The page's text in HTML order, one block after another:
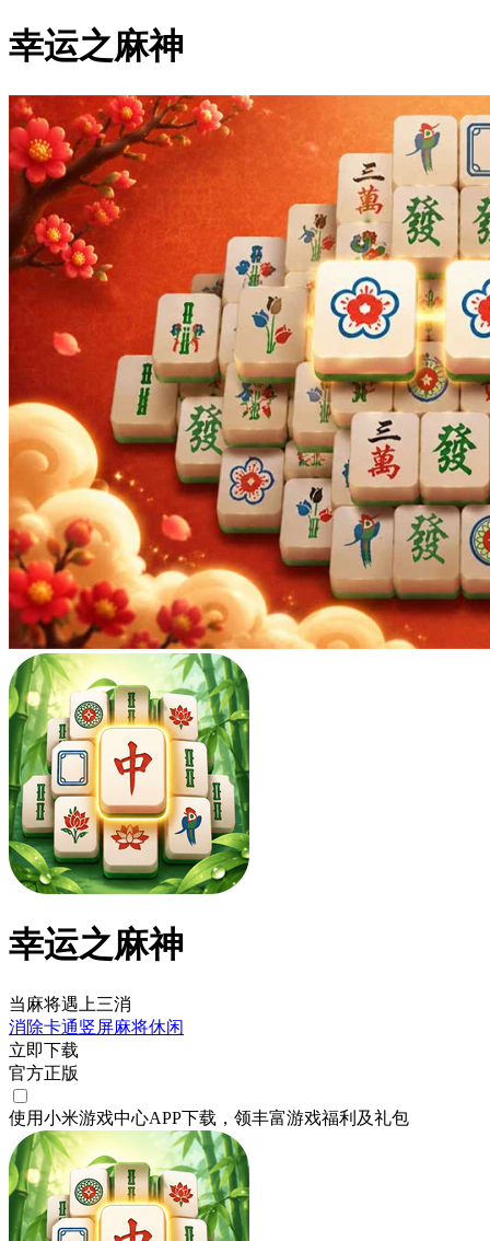
幸运之麻神
幸运之麻神
当麻将遇上三消
消除卡通竖屏麻将休闲
立即下载
官方正版
使用小米游戏中心APP下载 ，领丰富游戏福利 及礼包